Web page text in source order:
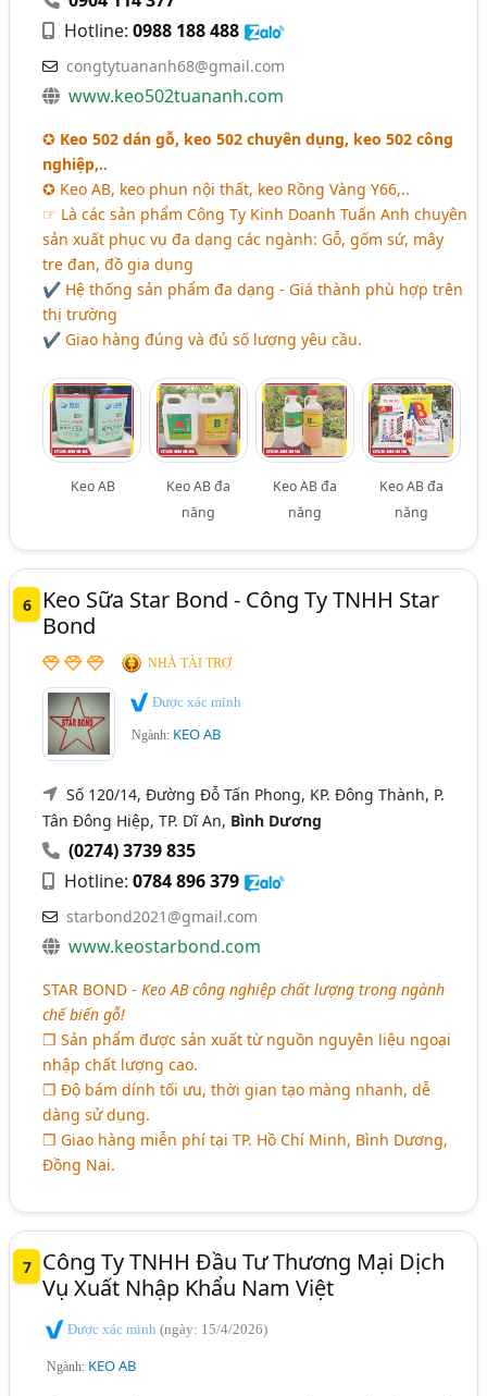
Hotline:0988 188 488
congtytuananh68@gmail.com
www.keo502tuananh.com
✪ Keo 502 dán gỗ, keo 502 chuyên dụng, keo 502 công
nghiệp,..
✪ Keo AB, keo phun nội thất, keo Rồng Vàng Y66,..
☞ Là các sản phẩm Công Ty Kinh Doanh Tuấn Anh chuyên
sản xuất phục vụ đa dạng các ngành: Gỗ, gốm sứ, mây
tre đan, đồ gia dụng
✔ Hệ thống sản phẩm đa dạng - Giá thành phù hợp trên
thị trường
✔ Giao hàng đúng và đủ số lượng yêu cầu.
Keo AB
Keo AB đa
năng
Keo AB đa
năng
Keo AB đa
năng
6
Keo Sữa Star Bond - Công Ty TNHH Star
Bond
NHÀ TÀI TRỢ
Được xác minh
Ngành: KEO AB
Số 120/14, Đường Đỗ Tấn Phong, KP. Đông Thành, P.
Tân Đông Hiệp, TP. Dĩ An, Bình Dương
(0274) 3739 835
Hotline:0784 896 379
starbond2021@gmail.com
www.keostarbond.com
STAR BOND -Keo AB công nghiệp chất lượng trong ngành
chế biến gỗ!
❒ Sản phẩm được sản xuất từ nguồn nguyên liệu ngoại
nhập chất lượng cao.
❒ Độ bám dính tối ưu, thời gian tạo màng nhanh, dễ
dàng sử dụng.
❒ Giao hàng miễn phí tại TP. Hồ Chí Minh, Bình Dương,
Đồng Nai.
7
Công Ty TNHH Đầu Tư Thương Mại Dịch
Vụ Xuất Nhập Khẩu Nam Việt
Được xác minh(ngày: 15/4/2026)
Ngành: KEO AB